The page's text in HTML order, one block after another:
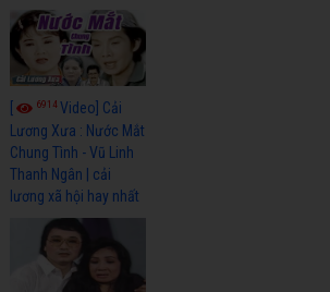
6914Video] Cải
Lương Xưa : Nước Mắt
Chung Tình - Vũ Linh
Thanh Ngân | cải
lương xã hội hay nhất